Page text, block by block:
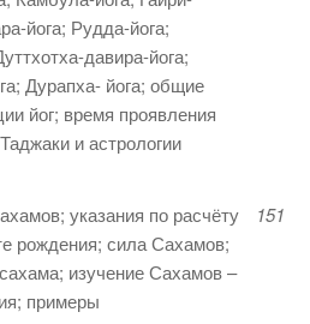
йога; Рудда-йога;
давира-йога;
Дурапха- йога; общие
йог; время проявле­ния
и астрологии
указания по расчёту
рож­дения; сила Сахамов;
изучение Сахамов –
примеры
151